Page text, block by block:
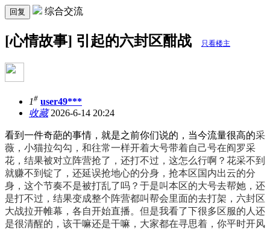
回复 综合交流
[心情故事] 引起的六封区酣战 只看楼主
1# user49***
收藏2026-6-14 20:24
看到一件奇葩的事情，就是之前你们说的，当今流量很高的‌采
薇，小猫拉勾勾，和往常一样开着大号带着自己号在阎罗采
花，结果被对立阵营抢了，还打不过，这怎么行啊？花采不到
就赚不到锭了，还延误抢地心的分身，抢本区国内出云的分
身，这个节奏不是被打乱了吗？于是叫本区的大号去帮她，还
是打不过，结果变成整个阵营都叫帮会里面的去打架，六封区
大战拉开帷幕，各自开始直播。 但是我看了下很多区服的人还
是很清醒的，该干嘛还是干嘛，大家都在寻思着，你平时开风